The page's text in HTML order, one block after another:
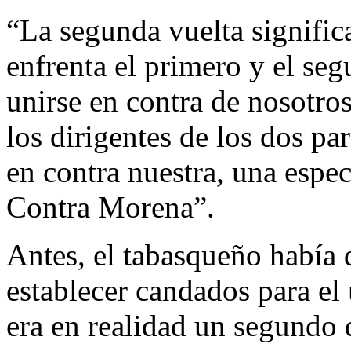
“La segunda vuelta
enfrenta el primero y el
unirse en contra de
los dirigentes de los dos
en contra nuestra, una
Contra Morena”.
Antes, el tabasqueño
establecer candados para
era en realidad un segundo